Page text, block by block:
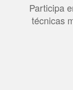
for
testing
whether
Participa
técnicas